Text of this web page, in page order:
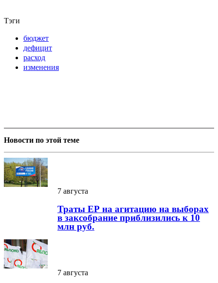
Тэги
бюджет
дефицит
расход
изменения
Новости по этой теме
7 августа
Траты ЕР на агитацию на выборах
в заксобрание приблизились к 10
млн руб.
7 августа